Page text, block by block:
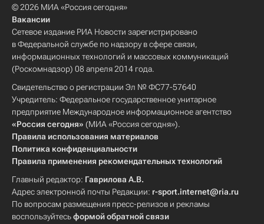
© 2026 МИА «Россия сегодня»
Вакансии
Сетевое издание РИА Новости зарегистрировано
в Федеральной службе по надзору в сфере связи,
информационных технологий и массовых коммуникаций
(Роскомнадзор) 08 апреля 2014 года.
Свидетельство о регистрации Эл № ФС77-57640
Учредитель: Федеральное государственное унитарное
предприятие Международное информационное агентство
«Россия сегодня» (МИА «Россия сегодня»).
Правила использования материалов
Политика конфиденциальности
Правила применения рекомендательных технологий
Главный редактор: Гаврилова А.В.
Адрес электронной почты Редакции: r-sport.internet@ria.ru
По вопросам размещения пресс-релизов и рекламы
воспользуйтесьформой обратной связи